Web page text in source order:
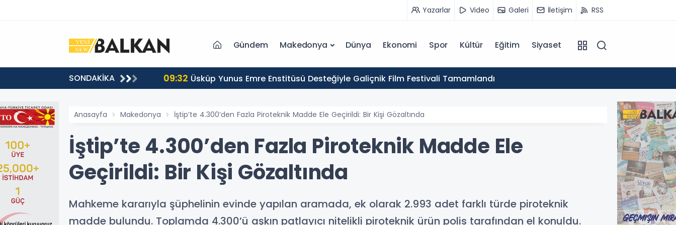
Yazarlar Video Galeri İletişim RSS
Gündem Makedonya Dünya Ekonomi Spor Kültür Eğitim Siyaset
SONDAKİKA 09:32 Üsküp Yunus Emre Enstitüsü Desteğiyle Galiçnik Film Festivali Tamamlandı
Anasayfa Makedonya İştip’te 4.300’den Fazla Piroteknik Madde Ele Geçirildi: Bir Kişi Gözaltında
İştip’te 4.300’den Fazla Piroteknik Madde Ele
Geçirildi: Bir Kişi Gözaltında
Mahkeme kararıyla şüphelinin evinde yapılan aramada, ek olarak 2.993 adet farklı türde piroteknik
madde bulundu. Toplamda 4.300’ü aşkın patlayıcı nitelikli piroteknik ürün polis tarafından el konuldu.